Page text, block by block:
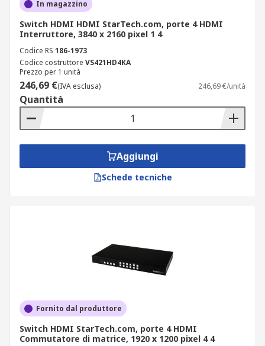
In magazzino
Switch HDMI HDMI StarTech.com, porte 4 HDMI
Interruttore, 3840 x 2160 pixel 1 4
Codice RS 186-1973
Codice costruttore VS421HD4KA
Prezzo per 1 unità
246,69 €(IVA esclusa) 246,69 €/unità
Quantità
Aggiungi
Schede tecniche
Fornito dal produttore
Switch HDMI StarTech.com, porte 4 HDMI
Commutatore di matrice, 1920 x 1200 pixel 4 4